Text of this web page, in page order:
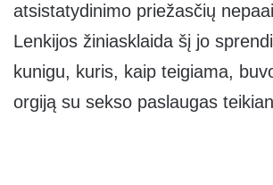
atsistatydinimo priežasčių
Lenkijos žiniasklaida šį jo
kunigu, kuris, kaip teigiama,
orgiją su sekso paslaugas